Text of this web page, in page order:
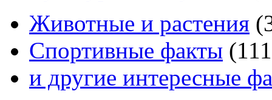
Животные и растения (
Спортивные факты (111
и другие интересные